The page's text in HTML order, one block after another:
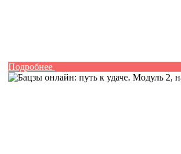
Подробнее